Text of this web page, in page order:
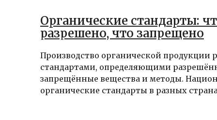
Органические стандарты:
разрешено, что запрещено
Производство органической продукции
стандартами, определяющими
запрещённые вещества и методы.
органические стандарты в разных